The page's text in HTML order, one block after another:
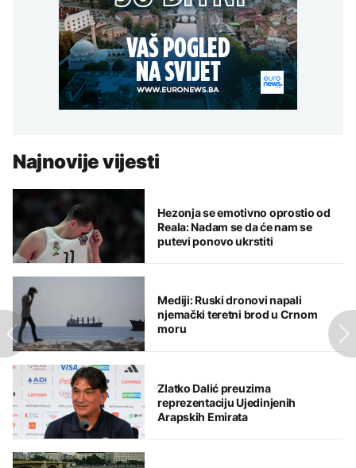
Najnovije vijesti
Hezonja se emotivno oprostio od
Reala: Nadam se da će nam se
putevi ponovo ukrstiti
Mediji: Ruski dronovi napali
njemački teretni brod u Crnom
moru
Zlatko Dalić preuzima
reprezentaciju Ujedinjenih
Arapskih Emirata